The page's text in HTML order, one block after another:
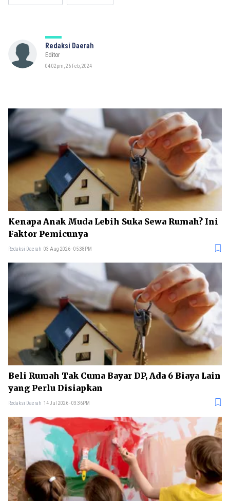
Redaksi Daerah
Editor
04:02pm, 26 Feb, 2024
Kenapa Anak Muda Lebih Suka Sewa Rumah? Ini
Faktor Pemicunya
Redaksi Daerah 03 Aug 2026 - 05:38PM
Beli Rumah Tak Cuma Bayar DP, Ada 6 Biaya Lain
yang Perlu Disiapkan
Redaksi Daerah 14 Jul 2026 - 03:36PM